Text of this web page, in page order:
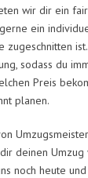
wir dir ein
ein
zugeschnitten
sodass du
Preis
planen.
deinen Umzug
noch heute